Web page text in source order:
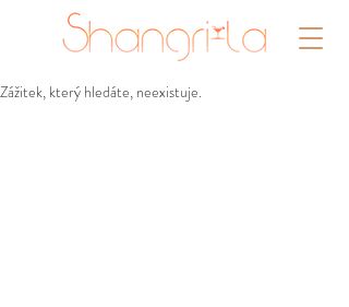
Zážitek, který hledáte, neexistuje.